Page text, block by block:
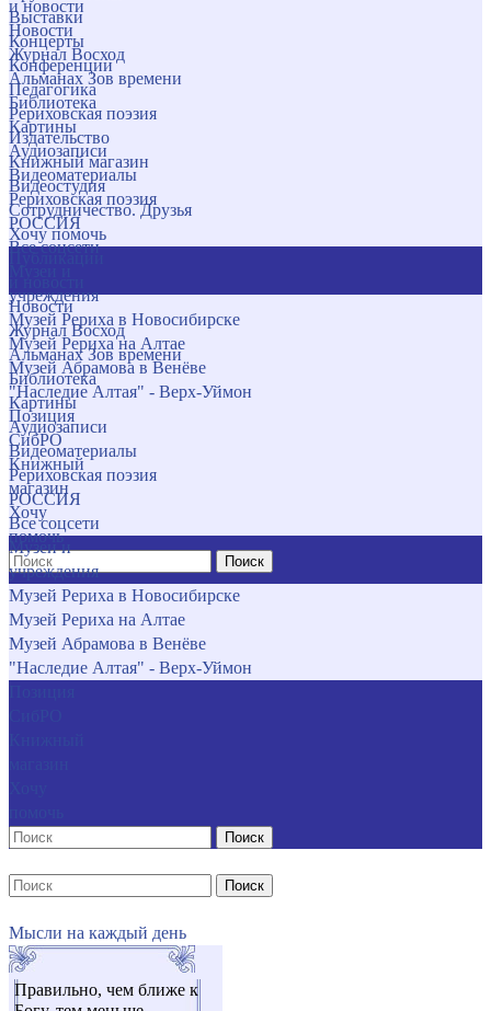
и новости
Новости
Журнал Восход
Альманах Зов времени
Библиотека
Картины
Аудиозаписи
Видеоматериалы
Рериховская поэзия
РОССИЯ
Все соцсети
учреждения
Музей Рериха в Новосибирске
Музей Рериха на Алтае
Музей Абрамова в Венёве
"Наследие Алтая" - Верх-Уймон
Позиция
СибРО
Книжный
магазин
Хочу
помочь
Поиск
Выставки
Концерты
Конференции
Педагогика
Рериховская поэзия
Издательство
Книжный магазин
Видеостудия
Сотрудничество. Друзья
Хочу помочь
Новости
Журнал Восход
Альманах Зов времени
Библиотека
Картины
Аудиозаписи
Видеоматериалы
Рериховская поэзия
РОССИЯ
Все соцсети
Музеи и
учреждения
Музей Рериха в Новосибирске
Музей Рериха на Алтае
Музей Абрамова в Венёве
"Наследие Алтая" - Верх-Уймон
Поиск
Поиск
Мысли на каждый день
Правильно, чем ближе к